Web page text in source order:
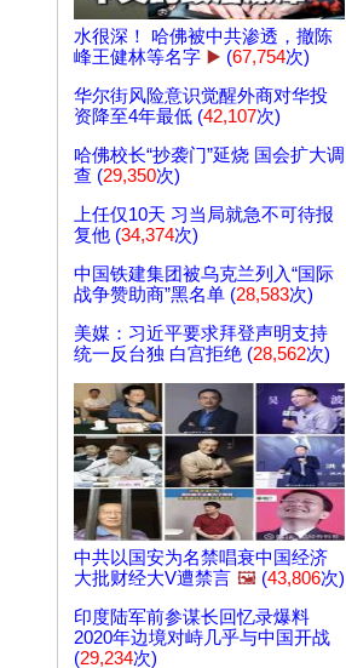
水很深！ 哈佛被中共渗透，撤陈
峰王健林等名字 ▶️ (67,754次)
华尔街风险意识觉醒外商对华投
资降至4年最低 (42,107次)
哈佛校长“抄袭门”延烧 国会扩大调
查 (29,350次)
上任仅10天 习当局就急不可待报
复他 (34,374次)
中国铁建集团被乌克兰列入“国际
战争赞助商”黑名单 (28,583次)
美媒：习近平要求拜登声明支持
统一反台独 白宫拒绝 (28,562次)
中共以国安为名禁唱衰中国经济
大批财经大V遭禁言 🖼️ (43,806次)
印度陆军前参谋长回忆录爆料
2020年边境对峙几乎与中国开战
(29,234次)